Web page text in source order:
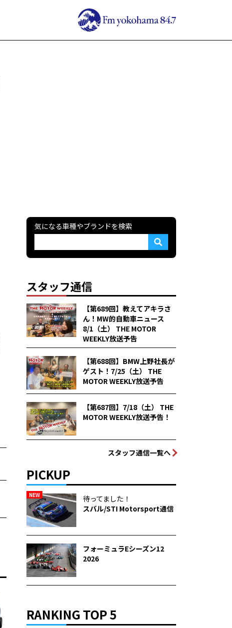
気になる車種やブランドを検索
スタッフ通信
【第689回】教えてアキラさ
ん！MW的自動車ニュース
8/1（土） THE MOTOR
WEEKLY放送予告
【第688回】BMW上野社長が
ゲスト！7/25（土） THE
MOTOR WEEKLY放送予告
【第687回】7/18（土） THE
MOTOR WEEKLY放送予告！
スタッフ通信一覧へ
PICKUP
NEW
待ってました！
スバル/STI Motorsport通信
フォーミュラEシーズン12
2026
RANKING TOP 5